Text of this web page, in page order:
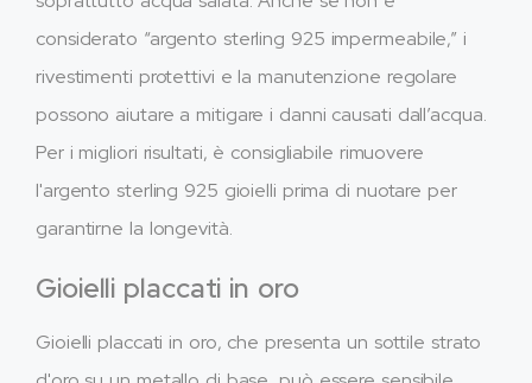
considerato “argento sterling 925 impermeabile,” i
rivestimenti protettivi e la manutenzione regolare
possono aiutare a mitigare i danni causati dall’acqua.
Per i migliori risultati, è consigliabile rimuovere
l'argento sterling 925 gioielli prima di nuotare per
garantirne la longevità.
Gioielli placcati in oro
Gioielli placcati in oro, che presenta un sottile strato